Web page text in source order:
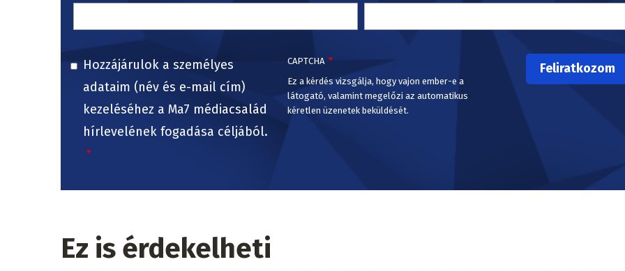
Hozzájárulok a személyes
adataim (név és e-mail cím)
kezeléséhez a Ma7 médiacsalád
hírlevelének fogadása céljából.
CAPTCHA
Ez a kérdés vizsgálja, hogy vajon ember-e a
látogató, valamint megelőzi az automatikus
kéretlen üzenetek beküldését.
Ez is érdekelheti